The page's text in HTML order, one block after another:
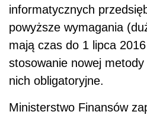
informatycznych
powyższe wymagania
mają czas do 1 lipca
stosowanie nowej
nich obligatoryjne.
Ministerstwo Finansów